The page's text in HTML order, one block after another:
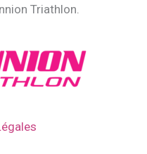
Triathlon.